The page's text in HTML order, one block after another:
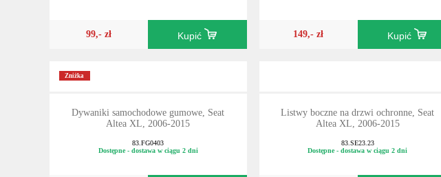
99,- zł Kupić 149,- zł Kupić
Zniżka
Dywaniki samochodowe gumowe, Seat
Altea XL, 2006-2015
83.FG0403
Dostępne - dostawa w ciągu 2 dni
Listwy boczne na drzwi ochronne, Seat
Altea XL, 2006-2015
83.SE23.23
Dostępne - dostawa w ciągu 2 dni